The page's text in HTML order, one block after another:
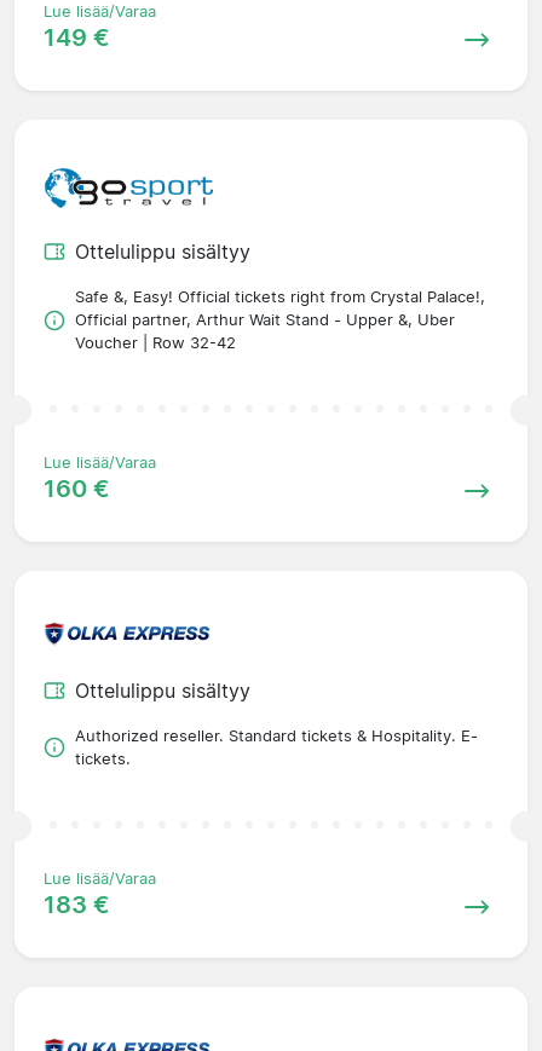
Lue lisää/Varaa
149 €
Ottelulippu sisältyy
Safe &, Easy! Official tickets right from Crystal Palace!,
Official partner, Arthur Wait Stand - Upper &, Uber
Voucher | Row 32-42
Lue lisää/Varaa
160 €
Ottelulippu sisältyy
Authorized reseller. Standard tickets & Hospitality. E-
tickets.
Lue lisää/Varaa
183 €